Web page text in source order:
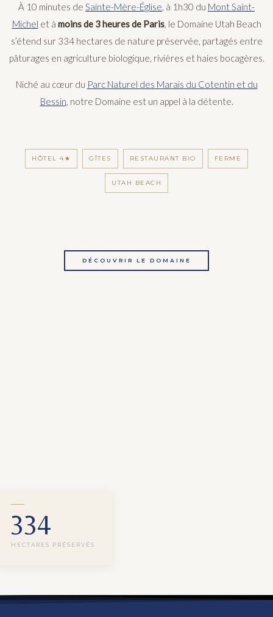
À 10 minutes de Sainte-Mère-Église , à 1h30 du Mont Saint-
Michel et à moins de 3 heures de Paris, le Domaine Utah Beach
s’étend sur 334 hectares de nature préservée, partagés entre
pâturages en agriculture biologique, rivières et haies bocagères.
Niché au cœur du Parc Naturel des Marais du Cotentin et du
Bessin , notre Domaine est un appel à la détente.
HÔTEL 4★ GÎTES RESTAURANT BIO FERME
UTAH BEACH
DÉCOUVRIR LE DOMAINE
334
HECTARES PRÉSERVÉS